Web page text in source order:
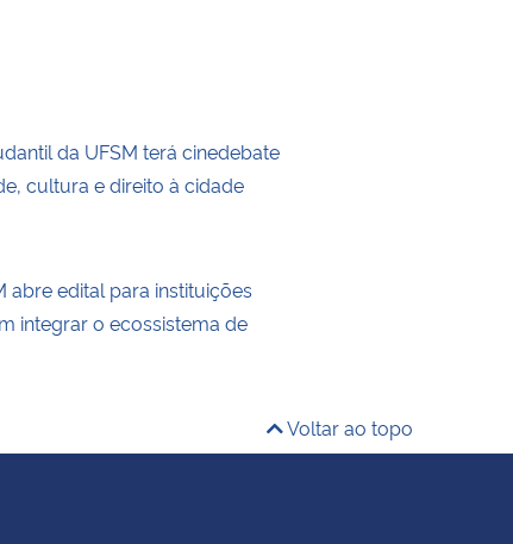
da UFSM terá cinedebate
cultura e direito à cidade
abre edital para instituições
integrar o ecossistema de
Voltar ao topo